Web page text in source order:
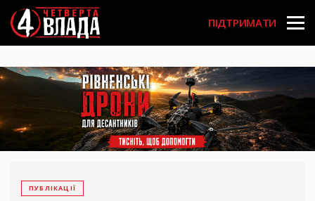
Перейти
до
основного
вмісту
User
account
menu
ПІДТРИМАТИ
ПУБЛІКАЦІЇ